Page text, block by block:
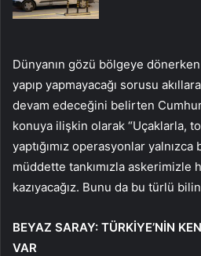
Dünyanın gözü bölgeye
yapıp yapmayacağı sorusu
devam edeceğini belirten
konuya ilişkin olarak “Uçaklarla,
yaptığımız operasyonlar yalnızca
müddette tankımızla askerimizle
kazıyacağız. Bunu da bu türlü
BEYAZ SARAY: TÜRKİYE’NİN
VAR